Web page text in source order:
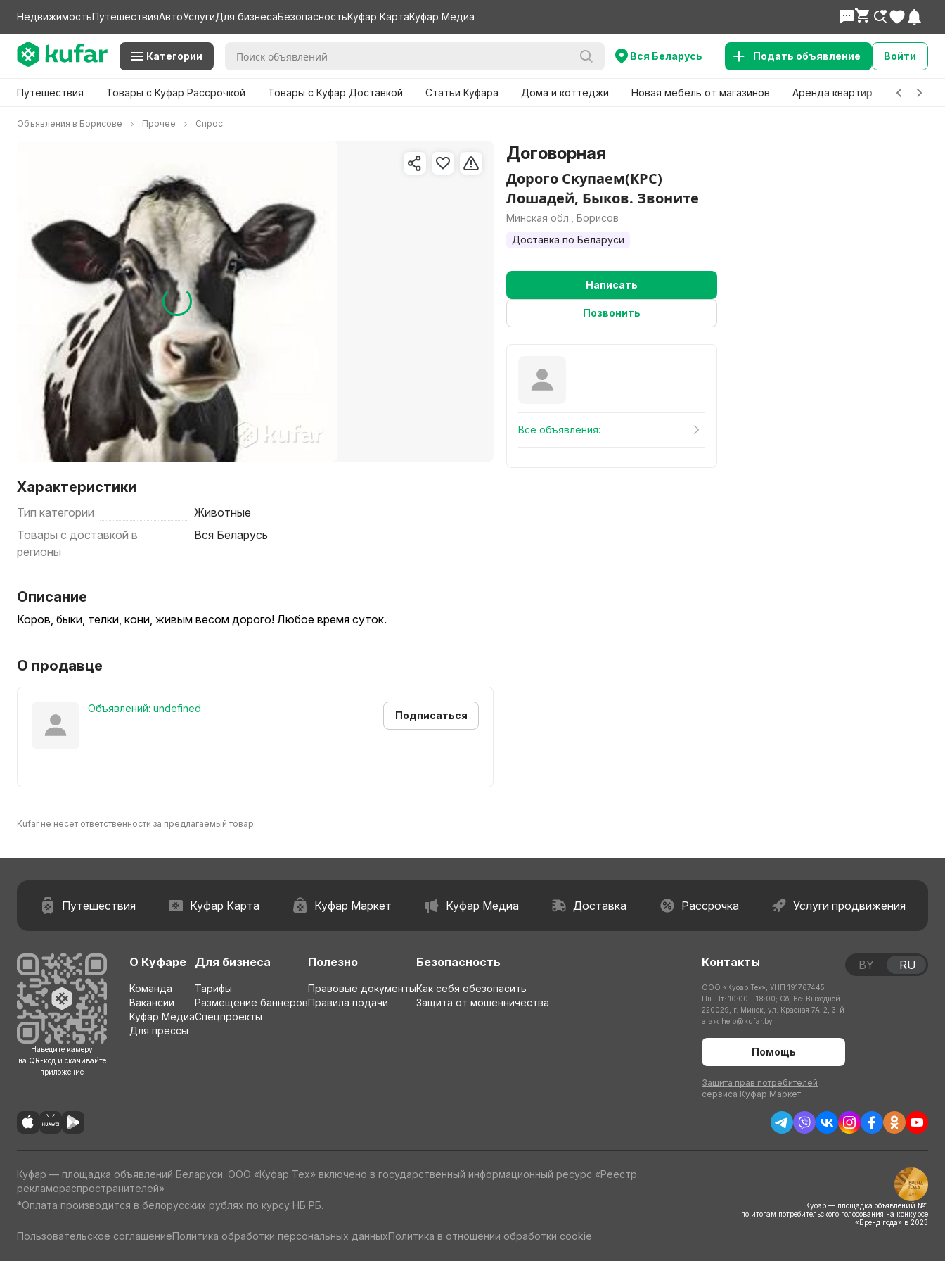
НедвижимостьПутешествияАвтоУслугиДля бизнесаБезопасностьКуфар КартаКуфар Медиа
Категории Вся Беларусь Подать объявление Войти
Путешествия Товары с Куфар Рассрочкой Товары с Куфар Доставкой Статьи Куфара Дома и коттеджи Новая мебель от магазинов Аренда квартир Детские
Объявления в Борисове Прочее Спрос
Характеристики
Тип категории
Животные
Товары с доставкой в
регионы
Вся Беларусь
Описание
Коров, быки, телки, кони, живым весом дорого! Любое время суток.
О продавце
Объявлений: undefined
Подписаться
Kufar не несет ответственности за предлагаемый товар.
Договорная
Дорого Скупаем(КРС)
Лошадей, Быков. Звоните
Минская обл., Борисов
Доставка по Беларуси
Написать
Позвонить
Все объявления:
Путешествия Куфар Карта Куфар Маркет Куфар Медиа Доставка Рассрочка Услуги продвижения
Наведите камеру
на QR-код и скачивайте
приложение
О Куфаре
Команда
Вакансии
Куфар Медиа
Для прессы
Для бизнеса
Тарифы
Размещение баннеров
Спецпроекты
Полезно
Правовые документы
Правила подачи
Безопасность
Как себя обезопасить
Защита от мошенничества
Контакты
ООО «Куфар Тех», УНП 191767445
Пн-Пт: 10:00 – 18:00; Сб, Вс: Выходной
220029, г. Минск, ул. Красная 7А-2, 3-й
этаж help@kufar.by
Помощь
Защита прав потребителей
сервиса Куфар Маркет
BY RU
Куфар — площадка объявлений Беларуси. ООО «Куфар Тех» включено в государственный информационный ресурс «Реестр
рекламораспространителей»
*Оплата производится в белорусских рублях по курсу НБ РБ.
Пользовательское соглашениеПолитика обработки персональных данныхПолитика в отношении обработки cookie
Куфар — площадка объявлений №1
по итогам потребительского голосования на конкурсе
«Бренд года» в 2023